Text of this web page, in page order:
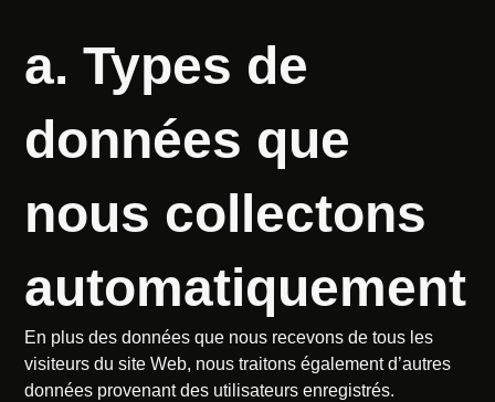
a. Types de
données que
nous collectons
automatiquement
En plus des données que nous recevons de tous les
visiteurs du site Web, nous traitons également d’autres
données provenant des utilisateurs enregistrés.